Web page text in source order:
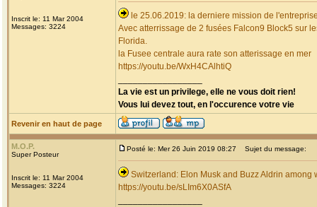
Inscrit le: 11 Mar 2004
Messages: 3224
le 25.06.2019: la derniere mission de
Avec atterrissage de 2 fusées Falcon9 Block5 sur
Florida.
la Fusee centrale aura rate son atterissage en mer
https://youtu.be/WxH4CAlhtiQ
La vie est un privilege, elle ne vous doit rien!
Vous lui devez tout, en l'occurence votre vie
Revenir en haut de page
M.O.P.
Super Posteur
Inscrit le: 11 Mar 2004
Messages: 3224
Posté le: Mer 26 Juin 2019 08:27 Sujet du message:
Switzerland: Elon Musk and Buzz Aldrin
https://youtu.be/sLIm6X0ASfA